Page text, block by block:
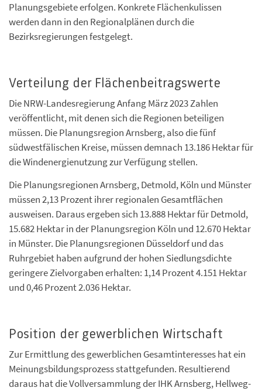
Planungsgebiete erfolgen. Konkrete Flächenkulissen
werden dann in den Regionalplänen durch die
Bezirksregierungen festgelegt.
Verteilung der Flächenbeitragswerte
Die NRW-Landesregierung Anfang März 2023 Zahlen
veröffentlicht, mit denen sich die Regionen beteiligen
müssen. Die Planungsregion Arnsberg, also die fünf
südwestfälischen Kreise, müssen demnach 13.186 Hektar für
die Windenergienutzung zur Verfügung stellen.
Die Planungsregionen Arnsberg, Detmold, Köln und Münster
müssen 2,13 Prozent ihrer regionalen Gesamtflächen
ausweisen. Daraus ergeben sich 13.888 Hektar für Detmold,
15.682 Hektar in der Planungsregion Köln und 12.670 Hektar
in Münster. Die Planungsregionen Düsseldorf und das
Ruhrgebiet haben aufgrund der hohen Siedlungsdichte
geringere Zielvorgaben erhalten: 1,14 Prozent 4.151 Hektar
und 0,46 Prozent 2.036 Hektar.
Position der gewerblichen Wirtschaft
Zur Ermittlung des gewerblichen Gesamtinteresses hat ein
Meinungsbildungsprozess stattgefunden. Resultierend
daraus hat die Vollversammlung der IHK Arnsberg, Hellweg-